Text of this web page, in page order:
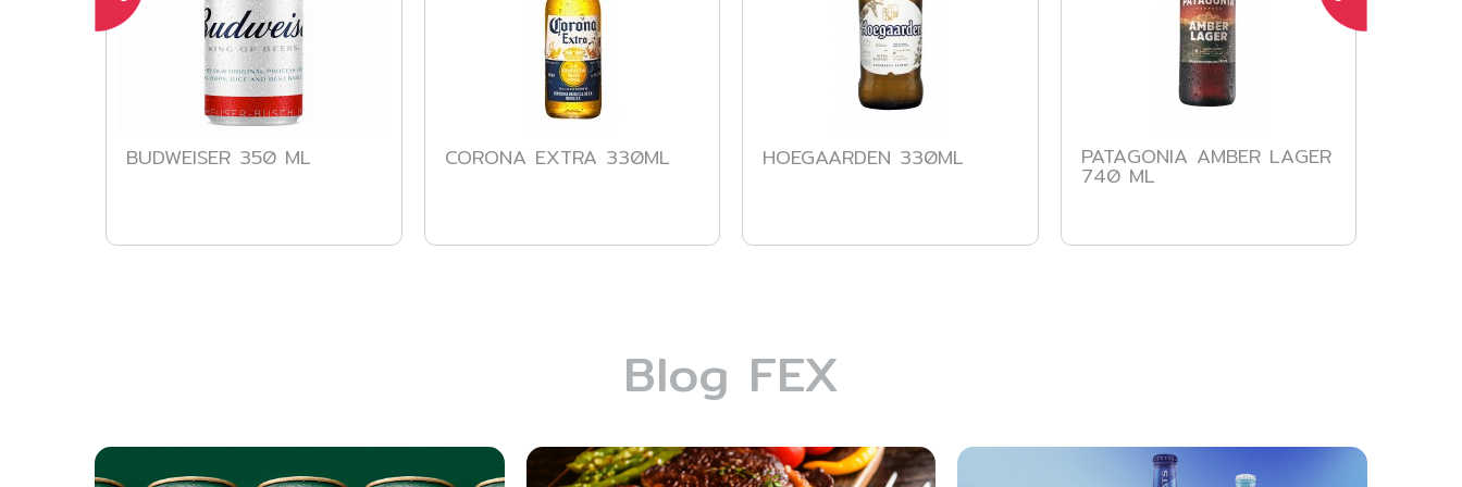
BUDWEISER 350 ML CORONA EXTRA 330ML HOEGAARDEN 330ML PATAGONIA AMBER LAGER
740 ML
Blog FEX